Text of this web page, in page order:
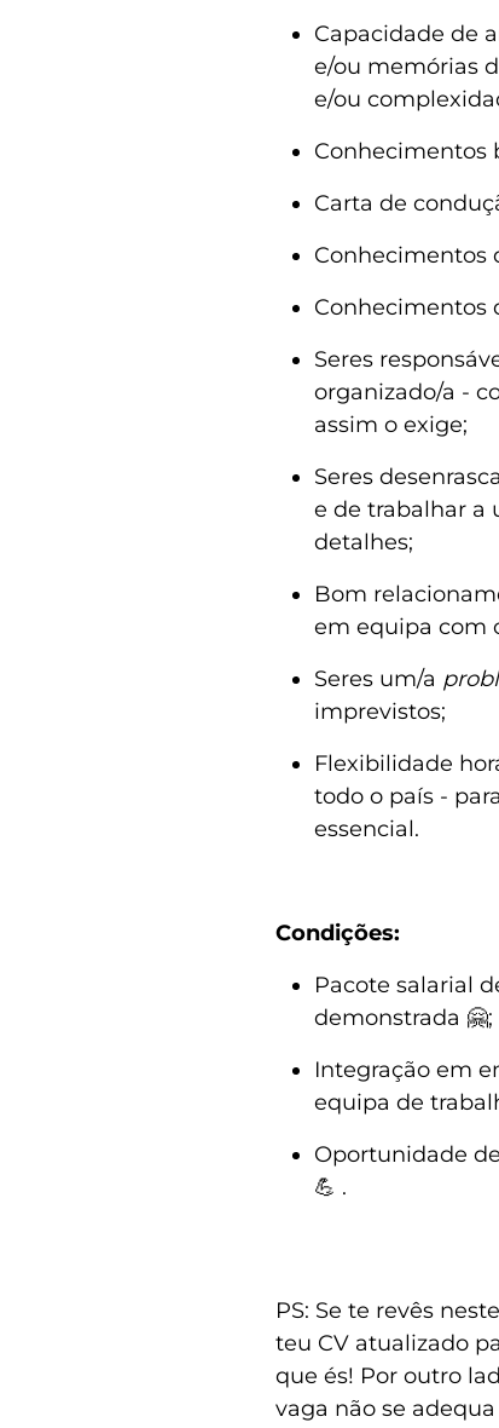
Capacidade de
e/ou memórias
e/ou
Conhecimentos
Carta de
Conhecimentos
Conhecimentos
Seres
organizado/a -
assim o exige;
Seres
e de trabalhar a
detalhes;
Bom
em equipa com
Seres um/a
imprevistos;
Flexibilidade
todo o país -
essencial.
Condições:
Pacote salarial
demonstrada 🤗;
Integração em
equipa de
Oportunidade
💪 .
PS: Se te revês
teu CV atualizado
que és! Por outro
vaga não se